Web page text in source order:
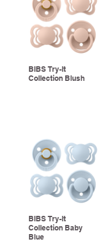
BIBS Try-It
Collection Blush
BIBS Try-It
Collection Baby
Blue